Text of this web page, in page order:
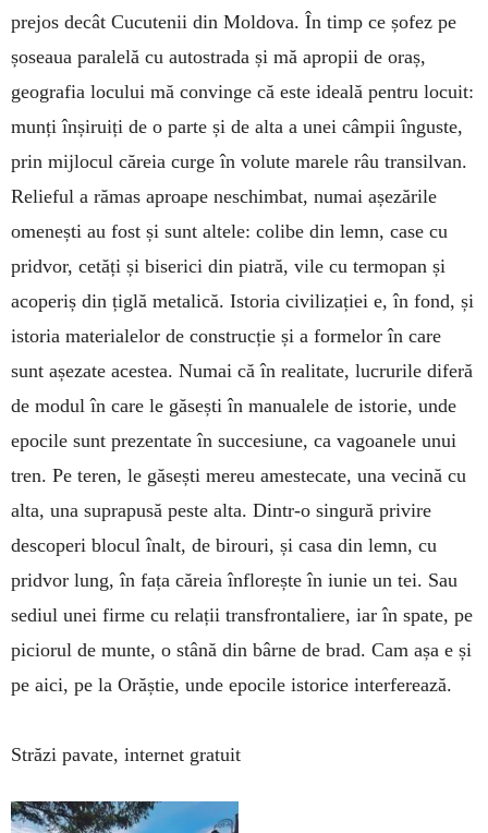
prejos decât Cucutenii din Moldova. În timp ce șofez pe
șoseaua paralelă cu autostrada și mă apropii de oraș,
geografia locului mă convinge că este ideală pentru locuit:
munți înșiruiți de o parte și de alta a unei câmpii înguste,
prin mijlocul căreia curge în volute marele râu transilvan.
Relieful a rămas aproape neschimbat, numai așezările
omenești au fost și sunt altele: colibe din lemn, case cu
pridvor, cetăți și biserici din piatră, vile cu termopan și
acoperiș din țiglă metalică. Istoria civilizației e, în fond, și
istoria materialelor de construcție și a formelor în care
sunt așezate acestea. Numai că în realitate, lucrurile diferă
de modul în care le găsești în manualele de istorie, unde
epocile sunt prezentate în succesiune, ca vagoanele unui
tren. Pe teren, le găsești mereu amestecate, una vecină cu
alta, una suprapusă peste alta. Dintr-o singură privire
descoperi blocul înalt, de birouri, și casa din lemn, cu
pridvor lung, în fața căreia înflorește în iunie un tei. Sau
sediul unei firme cu relații transfrontaliere, iar în spate, pe
piciorul de munte, o stână din bârne de brad. Cam așa e și
pe aici, pe la Orăștie, unde epocile istorice interferează.
Străzi pavate, internet gratuit